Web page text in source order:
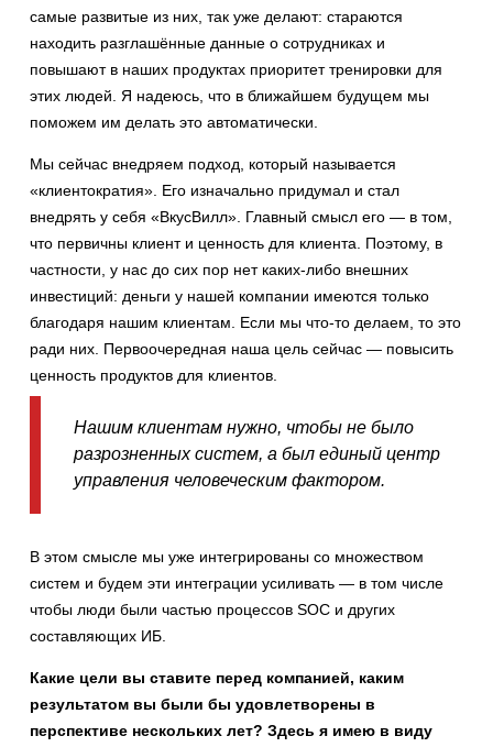
самые развитые из них, так уже делают: стараются
находить разглашённые данные о сотрудниках и
повышают в наших продуктах приоритет тренировки для
этих людей. Я надеюсь, что в ближайшем будущем мы
поможем им делать это автоматически.
Мы сейчас внедряем подход, который называется
«клиентократия». Его изначально придумал и стал
внедрять у себя «ВкусВилл». Главный смысл его — в том,
что первичны клиент и ценность для клиента. Поэтому, в
частности, у нас до сих пор нет каких-либо внешних
инвестиций: деньги у нашей компании имеются только
благодаря нашим клиентам. Если мы что-то делаем, то это
ради них. Первоочередная наша цель сейчас — повысить
ценность продуктов для клиентов.
Нашим клиентам нужно, чтобы не было
разрозненных систем, а был единый центр
управления человеческим фактором.
В этом смысле мы уже интегрированы со множеством
систем и будем эти интеграции усиливать — в том числе
чтобы люди были частью процессов SOC и других
составляющих ИБ.
Какие цели вы ставите перед компанией, каким
результатом вы были бы удовлетворены в
перспективе нескольких лет? Здесь я имею в виду